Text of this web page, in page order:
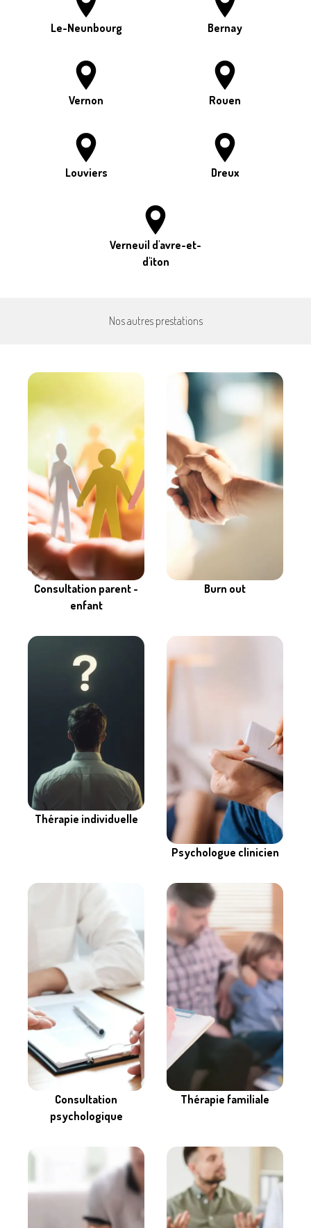
Le-Neunbourg Bernay
Vernon Rouen
Louviers Dreux
Verneuil d'avre-et-
d'iton
Nos autres prestations
Consultation parent -
enfant
Burn out
Thérapie individuelle
Psychologue clinicien
Consultation
psychologique
Thérapie familiale